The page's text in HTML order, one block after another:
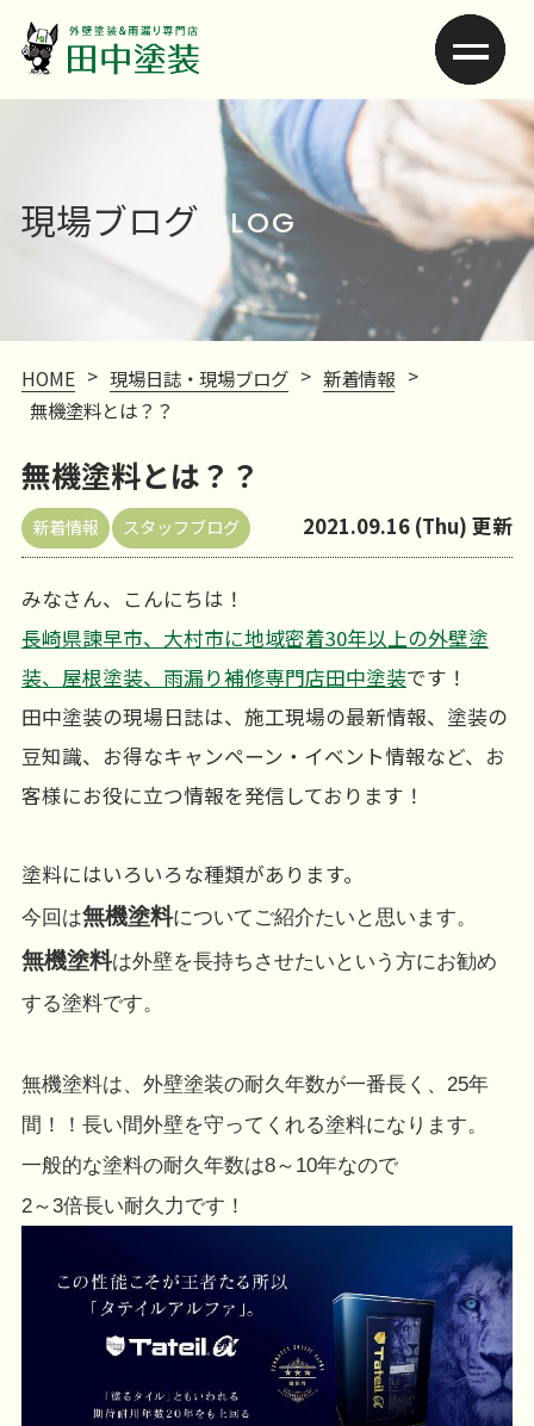
現場ブログ BLOG
HOME > 現場日誌・現場ブログ > 新着情報 >
無機塗料とは？？
無機塗料とは？？
新着情報 スタッフブログ 2021.09.16 (Thu) 更新
みなさん、こんにちは！
長崎県諫早市、大村市に地域密着30年以上の外壁塗
装、屋根塗装、雨漏り補修専門店田中塗装です！
田中塗装の現場日誌は、施工現場の最新情報、塗装の
豆知識、お得なキャンペーン・イベント情報など、お
客様にお役に立つ情報を発信しております！
塗料にはいろいろな種類があります。
今回は無機塗料についてご紹介たいと思います。
無機塗料は外壁を長持ちさせたいという方にお勧め
する塗料です。
無機塗料は、外壁塗装の耐久年数が一番長く、25年
間！！長い間外壁を守ってくれる塗料になります。
一般的な塗料の耐久年数は8～10年なので
2～3倍長い耐久力です！